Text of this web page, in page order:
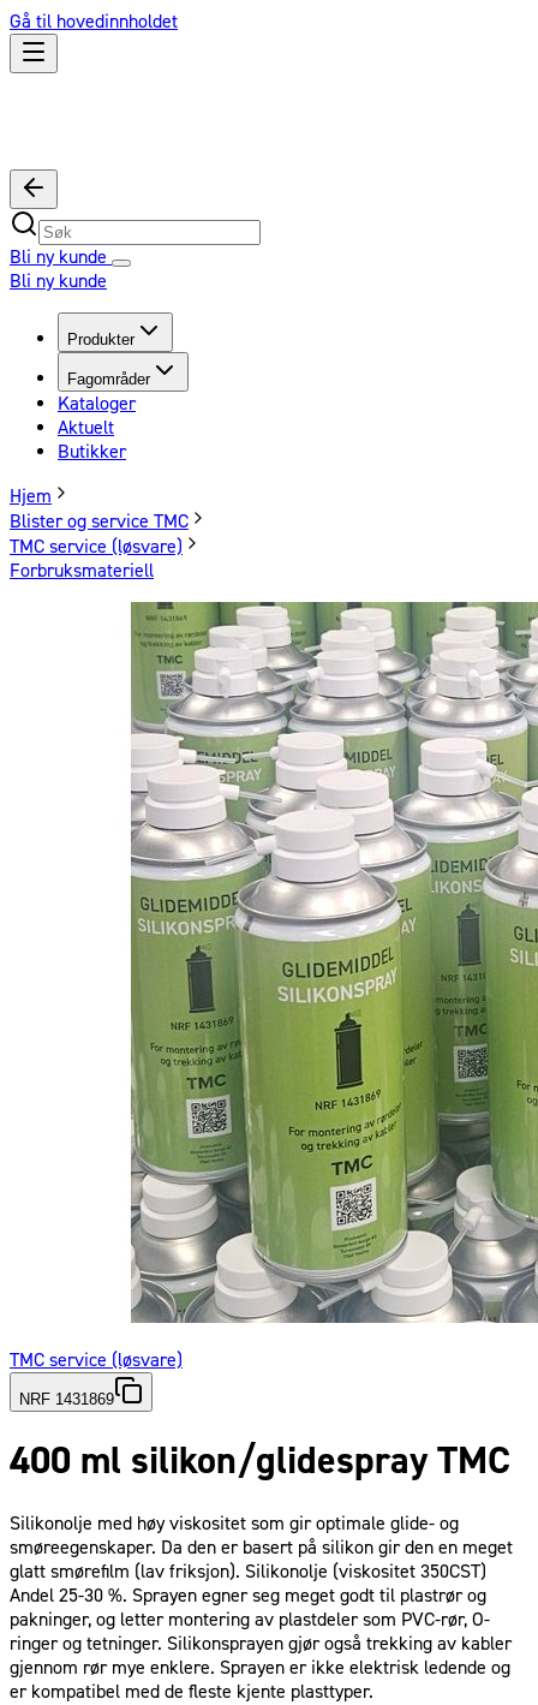
Gå til hovedinnholdet
Bli ny kunde
Bli ny kunde
Produkter
Fagområder
Kataloger
Aktuelt
Butikker
Hjem
Blister og service TMC
TMC service (løsvare)
Forbruksmateriell
TMC service (løsvare)
NRF 1431869
400 ml silikon/glidespray TMC
Silikonolje med høy viskositet som gir optimale glide- og
smøreegenskaper. Da den er basert på silikon gir den en meget
glatt smørefilm (lav friksjon). Silikonolje (viskositet 350CST)
Andel 25-30 %. Sprayen egner seg meget godt til plastrør og
pakninger, og letter montering av plastdeler som PVC-rør, O-
ringer og tetninger. Silikonsprayen gjør også trekking av kabler
gjennom rør mye enklere. Sprayen er ikke elektrisk ledende og
er kompatibel med de fleste kjente plasttyper.